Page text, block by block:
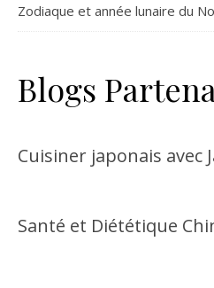
Zodiaque et année lunaire du
Blogs
Cuisiner japonais avec
Santé et Diététique